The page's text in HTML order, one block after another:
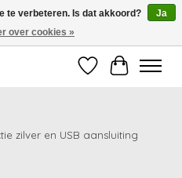
geleverd!
Verlanglijst
zilver en USB aansluiting
te verbeteren. Is dat akkoord?
Ja
over cookies »